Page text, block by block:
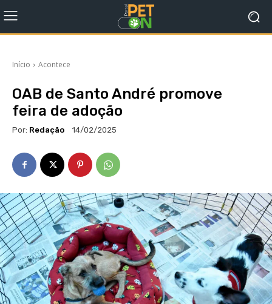
Início Acontece
OAB de Santo André promove
feira de adoção
Por: Redação 14/02/2025